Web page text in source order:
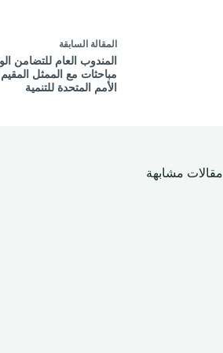
المقالة السابقة
المندوب العام للتضامن
مباحثات مع الممثل المقيم
الأمم المتحدة للتنمية
مقالات مشابهة